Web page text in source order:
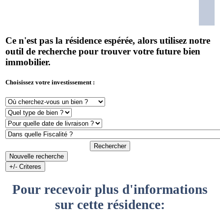
Ce n'est pas la résidence espérée, alors utilisez notre
outil de recherche pour trouver votre future bien
immobilier.
Choisissez votre investissement :
Rechercher
Nouvelle recherche
+/- Criteres
Pour recevoir plus d'informations
sur cette résidence: